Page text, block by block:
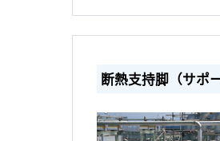
断熱支持脚（サポ